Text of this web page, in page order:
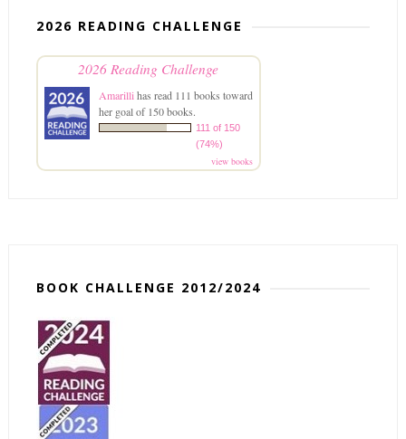
2026 READING CHALLENGE
2026 Reading Challenge
Amarillihas read 111 books toward
her goal of 150 books.
111 of 150
(74%)
view books
BOOK CHALLENGE 2012/2024